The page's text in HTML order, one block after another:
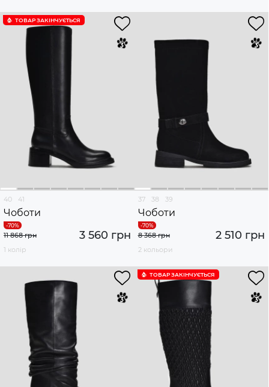
ТОВАР ЗАКІНЧУЄTЬСЯ
40 41
Чоботи
3 560 грн
11 868 грн
1 колір
37 38 39
Чоботи
2 510 грн
8 368 грн
2 кольори
ТОВАР ЗАКІНЧУЄTЬСЯ